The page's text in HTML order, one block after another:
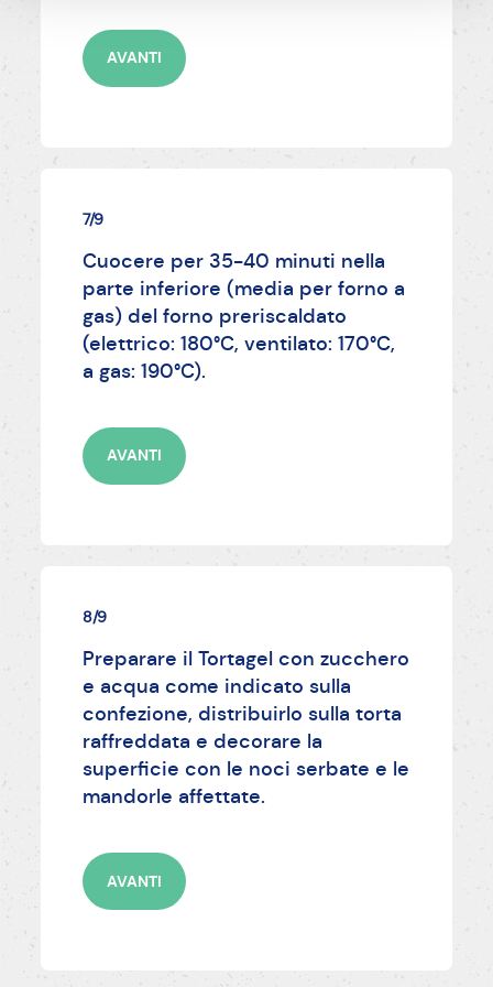
AVANTI
7/9
Cuocere per 35-40 minuti nella
parte inferiore (media per forno a
gas) del forno preriscaldato
(elettrico: 180°C, ventilato: 170°C,
a gas: 190°C).
AVANTI
8/9
Preparare il Tortagel con zucchero
e acqua come indicato sulla
confezione, distribuirlo sulla torta
raffreddata e decorare la
superficie con le noci serbate e le
mandorle affettate.
AVANTI